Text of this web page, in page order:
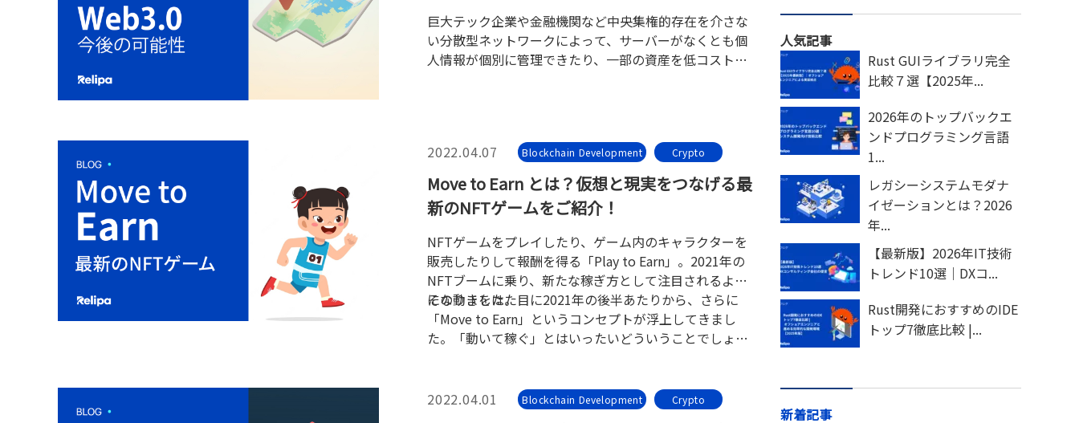
巨大テック企業や金融機関など中央集権的存在を介さな
い分散型ネットワークによって、サーバーがなくとも個
人情報が個別に管理できたり、一部の資産を低コストで
2022.04.07 Blockchain Development Crypto
Move to Earn とは？仮想と現実をつなげる最
新のNFTゲームをご紹介！
NFTゲームをプレイしたり、ゲーム内のキャラクターを
販売したりして報酬を得る「Play to Earn」。2021年の
NFTブームに乗り、新たな稼ぎ方として注目されるよう
になりました。
その動きをはた目に2021年の後半あたりから、さらに
「Move to Earn」というコンセプトが浮上してきまし
た。「動いて稼ぐ」とはいったいどういうことでしょう
2022.04.01 Blockchain Development Crypto
人気記事
Rust GUIライブラリ完全
比較７選【2025年...
2026年のトップバックエ
ンドプログラミング言語
1...
レガシーシステムモダナ
イゼーションとは？2026
年...
【最新版】2026年IT技術
トレンド10選｜DXコ...
Rust開発におすすめのIDE
トップ7徹底比較 |...
新着記事